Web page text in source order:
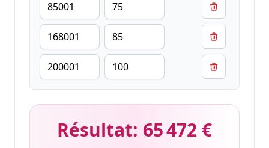
Résultat: 65 472 €